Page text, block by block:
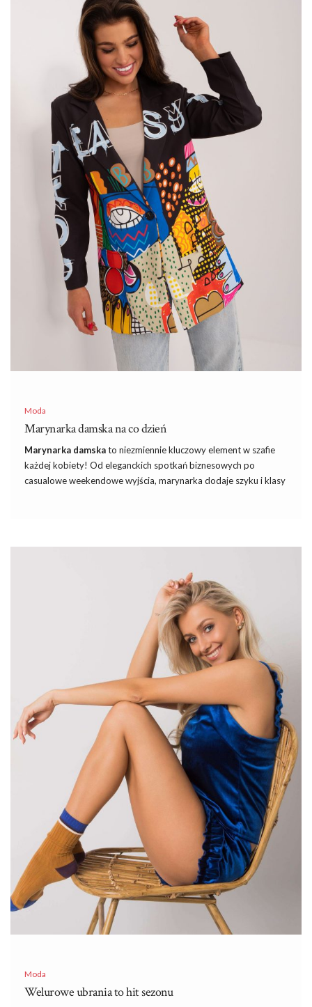
Nude – jaki to kolor?
to nic innego jak obuwie cieliste, czyli w kolorze ciała.
daje złudzenie nagości (nude) i sprawia, że buty zlewają
się z naszymi nogami, dzięki czemu wydają się one optycznie
wydłużone. Wcześniej zanude uznawało się jedynie odcienie
beżowe czy écru. Obecnie, między innymi przez słynną kolekcję
Christina Louboutina z …
Moda
Marynarka damska na co dzień
Marynarka damskato niezmiennie kluczowy element w szafie
każdej kobiety! Od eleganckich spotkań biznesowych po
casualowe weekendowe wyjścia, marynarka dodaje szyku i klasy
damska na co dzień stanie się nieodłącznym elementem
Historia marynarki damskiej – skąd się
wzięła w naszych szafach?
Damska marynarka, choć dziś traktowana jest jako klasyk
mody, ma swoje korzenie w męskiej garderobie. Jej historia sięga
XIX wieku, kiedy to …
Moda
Welurowe ubrania to hit sezonu